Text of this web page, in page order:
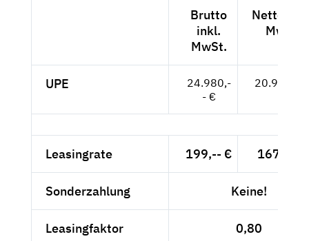
Brutto
inkl.
MwSt.
Netto
MwSt.
UPE
24.980,-
- €
20.992,--
Leasingrate 199,-- € 167,23 €
Sonderzahlung Keine!
Leasingfaktor 0,80